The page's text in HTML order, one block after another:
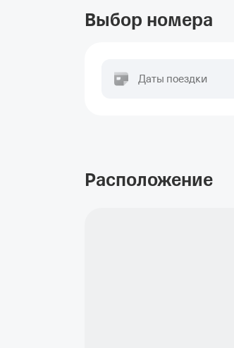
Выбор номера
Даты поездки
Расположение